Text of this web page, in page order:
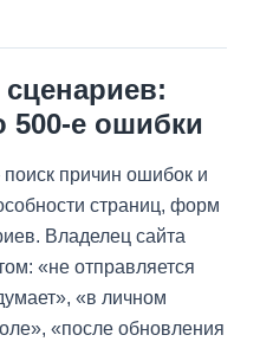
500-е ошибки
причин ошибок и
страниц, форм
Владелец сайта
«не отправляется
«в личном
«после обновления